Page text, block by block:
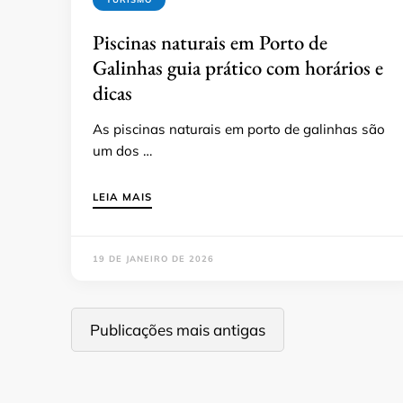
Piscinas naturais em Porto de
Galinhas guia prático com horários e
dicas
As piscinas naturais em porto de galinhas são
um dos …
LEIA MAIS
19 DE JANEIRO DE 2026
Navegação
porPublicações mais antigas